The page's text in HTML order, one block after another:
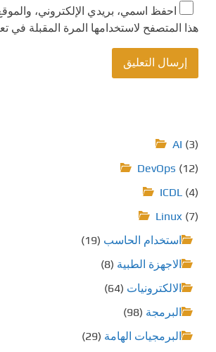
احفظ اسمي، بريدي الإلكتروني،
هذا المتصفح لاستخدامها المرة المقبلة في
AI (3)
DevOps (12)
ICDL (4)
Linux (7)
استخدام الحاسب (19)
الاجهزة الطبية (8)
الالكترونيات (64)
البرمجة (98)
البرمجيات الهامة (29)